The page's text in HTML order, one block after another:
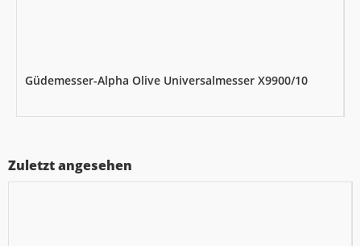
Güdemesser-Alpha Olive Universalmesser X9900/10
Zuletzt angesehen